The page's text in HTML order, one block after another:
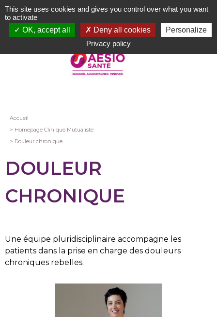
Aller
au
contenu
Fil
d'Ariane
Accueil
Homepage Clinique Mutualiste
Douleur chronique
DOULEUR
CHRONIQUE
Une équipe pluridisciplinaire accompagne les
patients dans la prise en charge des douleurs
chroniques rebelles.
This site uses cookies and gives you control over what you want
to activate
OK, accept all
Deny all cookies
Personalize
Privacy policy